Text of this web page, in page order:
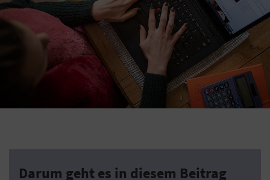
Darum geht es in diesem Beitrag